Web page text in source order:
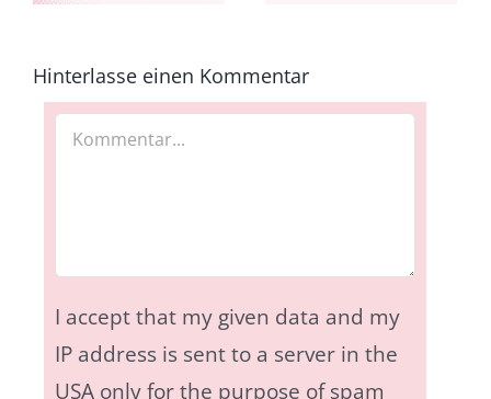
Hinterlasse einen Kommentar
I accept that my given data and my
IP address is sent to a server in the
USA only for the purpose of spam